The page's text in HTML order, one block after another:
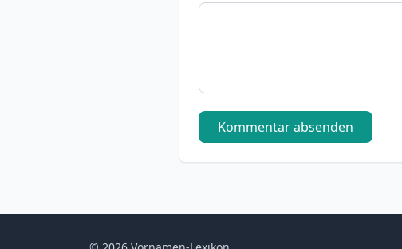
Kommentar absenden